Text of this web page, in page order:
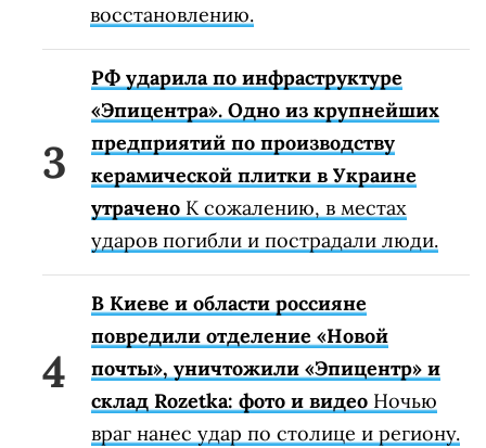
восстановлению.
РФ ударила по инфраструктуре
«Эпицентра». Одно из крупнейших
предприятий по производству
керамической плитки в Украине
утрачено К сожалению, в местах
ударов погибли и пострадали люди.
В Киеве и области россияне
повредили отделение «Новой
почты», уничтожили «Эпицентр» и
склад Rozetka: фото и видео Ночью
враг нанес удар по столице и региону.